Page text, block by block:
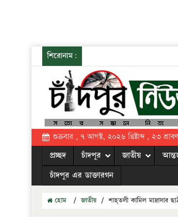
শিরোনাম:
শুক্রবার , ৭ আগস্ট, ২০২৬ খ্রিষ্টাব্দ , ২৩
প্রচ্ছদ চাঁদপুর জাতীয়
চাঁদপুর এর ডাক্তারগন
হোম / জাতীয় / শাহ্তলী কামিল মাদ্রাসার